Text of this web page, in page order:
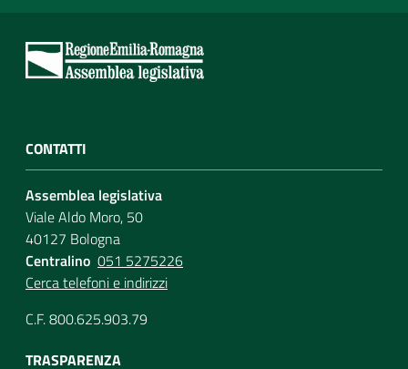
CONTATTI
Assemblea legislativa
Viale Aldo Moro, 50
40127 Bologna
Centralino 051 5275226
Cerca telefoni e indirizzi
C.F. 800.625.903.79
TRASPARENZA